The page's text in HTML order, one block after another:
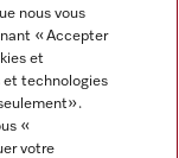
nous vous
« Accepter
et
et technologies
«
votre